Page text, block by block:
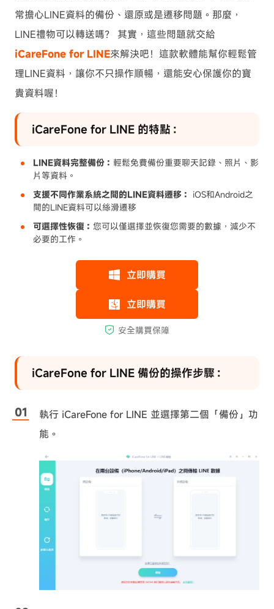
常擔心LINE資料的備份、還原或是遷移問題。那麼，
LINE禮物可以轉送嗎？ 其實，這些問題就交給
iCareFone for LINE來解決吧！這款軟體能幫你輕鬆管
理LINE資料，讓你不只操作順暢，還能安心保護你的寶
貴資料喔！
iCareFone for LINE 的特點：
LINE資料完整備份： 輕鬆免費備份重要聊天記錄、照片、影
片等資料。
支援不同作業系統之間的LINE資料遷移： iOS和Android之
間的LINE資料可以絲滑遷移
可選擇性恢復： 您可以僅選擇並恢復您需要的數據，減少不
必要的工作。
iCareFone for LINE 備份的操作步驟：
執行 iCareFone for LINE 並選擇第二個「備份」功
能。